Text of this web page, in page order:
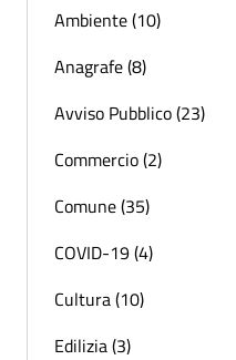
Ambiente (10)
Anagrafe (8)
Avviso Pubblico (23)
Commercio (2)
Comune (35)
COVID-19 (4)
Cultura (10)
Edilizia (3)